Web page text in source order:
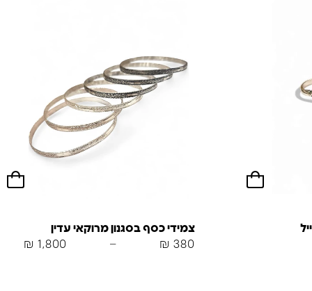
צמידי כסף בסגנון מרוקאי עדין
₪ 380
–
₪ 1,800